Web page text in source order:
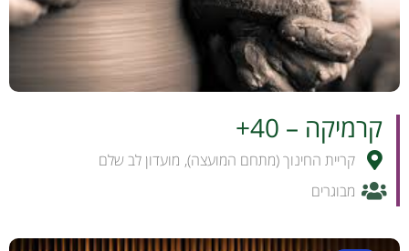
קרמיקה – 40+
קריית החינוך (מתחם המועצה), מועדון לב שלם
מבוגרים